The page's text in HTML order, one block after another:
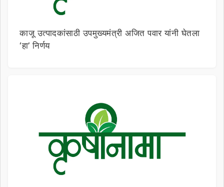
काजू उत्पादकांसाठी उपमुख्यमंत्री अजित पवार यांनी घेतला
‘हा’ निर्णय